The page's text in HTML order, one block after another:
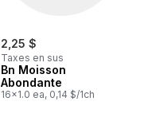
2,25 $
Taxes en sus
Bn Moisson
Abondante
16x1.0 ea, 0,14 $/1ch